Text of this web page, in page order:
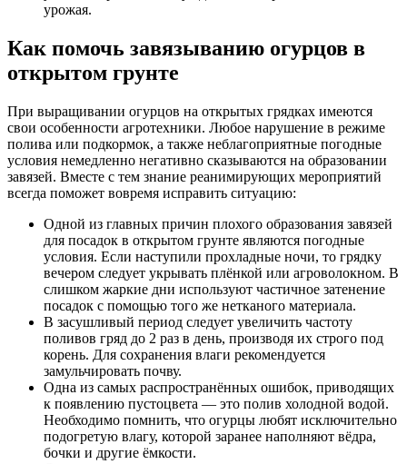
урожая.
Как помочь завязыванию огурцов в
открытом грунте
При выращивании огурцов на открытых грядках имеются
свои особенности агротехники. Любое нарушение в режиме
полива или подкормок, а также неблагоприятные погодные
условия немедленно негативно сказываются на образовании
завязей. Вместе с тем знание реанимирующих мероприятий
всегда поможет вовремя исправить ситуацию:
Одной из главных причин плохого образования завязей
для посадок в открытом грунте являются погодные
условия. Если наступили прохладные ночи, то грядку
вечером следует укрывать плёнкой или агроволокном. В
слишком жаркие дни используют частичное затенение
посадок с помощью того же нетканого материала.
В засушливый период следует увеличить частоту
поливов гряд до 2 раз в день, производя их строго под
корень. Для сохранения влаги рекомендуется
замульчировать почву.
Одна из самых распространённых ошибок, приводящих
к появлению пустоцвета — это полив холодной водой.
Необходимо помнить, что огурцы любят исключительно
подогретую влагу, которой заранее наполняют вёдра,
бочки и другие ёмкости.